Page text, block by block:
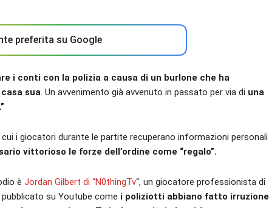
preferita su Google
i conti con la polizia a causa di un burlone che ha
sua. Un avvenimento già avvenuto in passato per via di una
i giocatori durante le partite recuperano informazioni personali
vittorioso le forze dell’ordine come “regalo”.
è Jordan Gilbert di “N0thingTv“, un giocatore professionista di
su Youtube come i poliziotti abbiano fatto irruzione